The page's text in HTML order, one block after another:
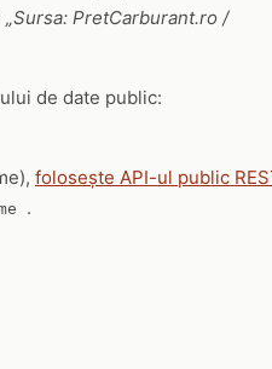
„Sursa: PretCarburant.ro /
de date public:
folosește API-ul public
.